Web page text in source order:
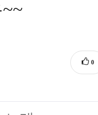
우
0